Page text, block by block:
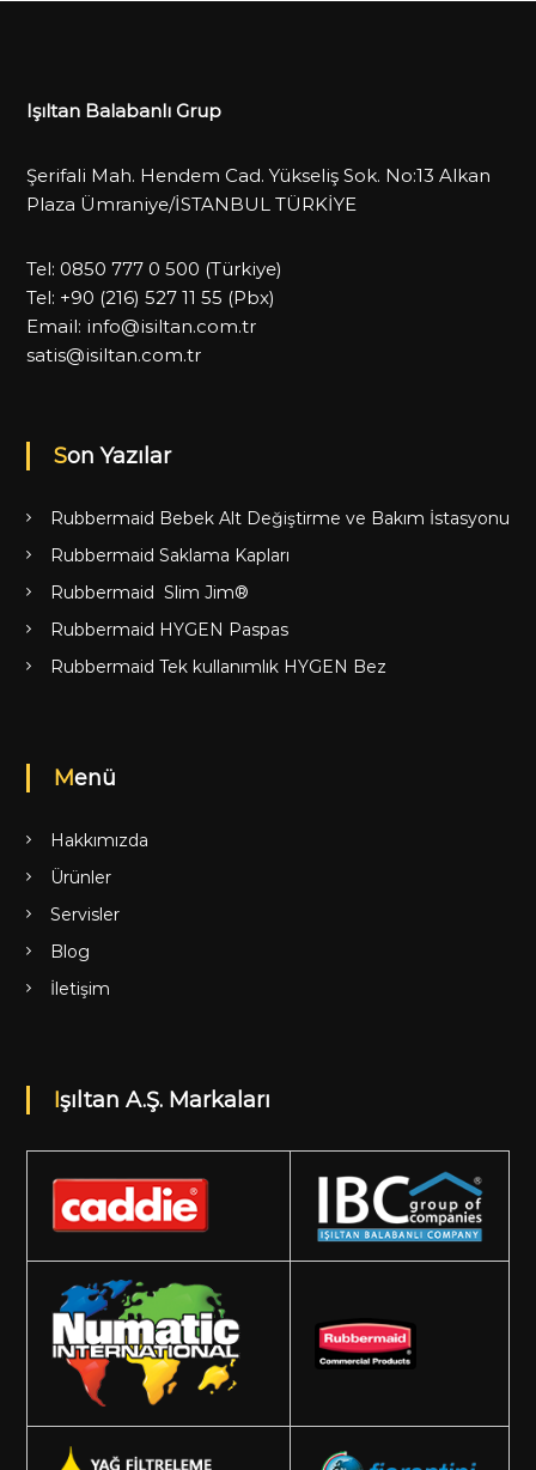
Işıltan Balabanlı Grup
Şerifali Mah. Hendem Cad. Yükseliş Sok. No:13 Alkan
Plaza Ümraniye/İSTANBUL TÜRKİYE
Tel: 0850 777 0 500 (Türkiye)
Tel: +90 (216) 527 11 55 (Pbx)
Email: info@isiltan.com.tr
satis@isiltan.com.tr
Son Yazılar
Rubbermaid Bebek Alt Değiştirme ve Bakım İstasyonu
Rubbermaid Saklama Kapları
Rubbermaid Slim Jim®
Rubbermaid HYGEN Paspas
Rubbermaid Tek kullanımlık HYGEN Bez
Menü
Hakkımızda
Ürünler
Servisler
Blog
İletişim
Işıltan A.Ş. Markaları